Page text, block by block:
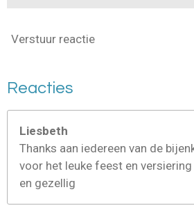
Verstuur reactie
Reacties
Liesbeth
Thanks aan iedereen van de
voor het leuke feest en
en gezellig